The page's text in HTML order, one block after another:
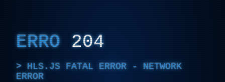
ERRO 204
HLS.JS FATAL ERROR - NETWORK
ERROR